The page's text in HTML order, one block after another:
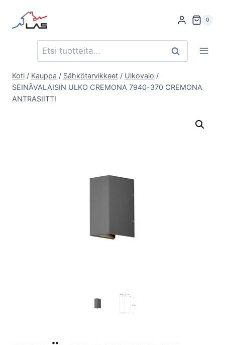
sisältöön
0
Etsi: Haku
Koti / Kauppa / Sähkötarvikkeet / Ulkovalo /
SEINÄVALAISIN ULKO CREMONA 7940-370 CREMONA
ANTRASIITTI